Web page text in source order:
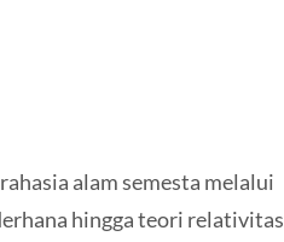
alam semesta melalui
hingga teori relativitas